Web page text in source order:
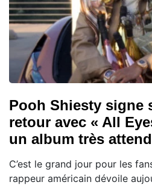
Pooh Shiesty signe
retour avec « All
un album très
C’est le grand jour pour les
rappeur américain dévoile